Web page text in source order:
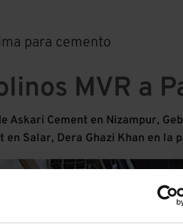
para cemento
MVR a
Askari Cement en Nizampur,
Salar, Dera Ghazi Khan en la